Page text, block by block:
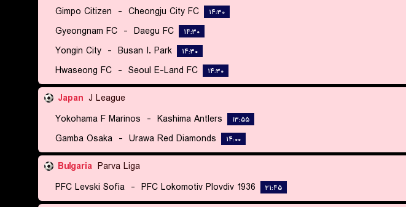
Gimpo Citizen - Cheongju City FC ۱۴:۳۰
Gyeongnam FC - Daegu FC ۱۴:۳۰
Yongin City - Busan I. Park ۱۴:۳۰
Hwaseong FC - Seoul E-Land FC ۱۴:۳۰
Japan J League
Yokohama F Marinos - Kashima Antlers ۱۳:۵۵
Gamba Osaka - Urawa Red Diamonds ۱۴:۰۰
Bulgaria Parva Liga
PFC Levski Sofia - PFC Lokomotiv Plovdiv 1936 ۲۱:۴۵